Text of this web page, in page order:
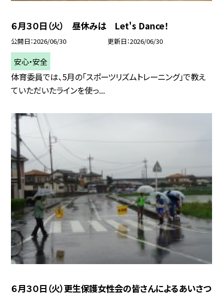
６月３０日（火） 昼休みは Let's Dance！
公開日 2026/06/30 更新日 2026/06/30
安心・安全
体育委員では、5月の「スポーツリズムトレーニング」で教え
ていただいたラインを使っ...
６月３０日（火）更生保護女性会の皆さんによるあいさつ